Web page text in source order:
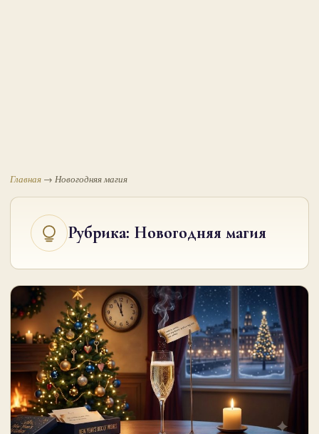
Главная → Новогодняя магия
Рубрика: Новогодняя магия